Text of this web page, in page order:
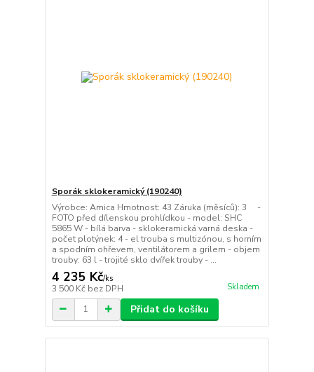
Sporák sklokeramický (190240)
Výrobce: Amica Hmotnost: 43 Záruka (měsíců): 3 -
FOTO před dílenskou prohlídkou - model: SHC
5865 W - bílá barva - sklokeramická varná deska -
počet plotýnek: 4 - el trouba s multizónou, s horním
a spodním ohřevem, ventilátorem a grilem - objem
trouby: 63 l - trojité sklo dvířek trouby - ...
4 235 Kč/ks
3 500 Kč bez DPH Skladem
Přidat do košíku